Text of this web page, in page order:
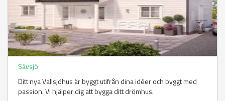
Sävsjö
Ditt nya Vallsjöhus är byggt utifrån dina idéer och byggt med
passion. Vi hjälper dig att bygga ditt drömhus.